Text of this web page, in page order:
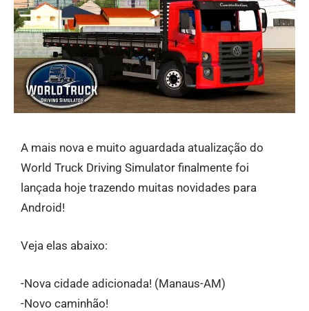
A mais nova e muito aguardada atualização do
World Truck Driving Simulator finalmente foi
lançada hoje trazendo muitas novidades para
Android!
Veja elas abaixo:
-Nova cidade adicionada! (Manaus-AM)
-Novo caminhão!